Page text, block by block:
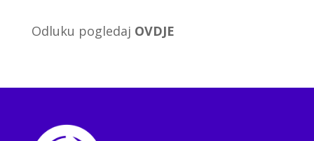
Odluku pogledaj OVDJE